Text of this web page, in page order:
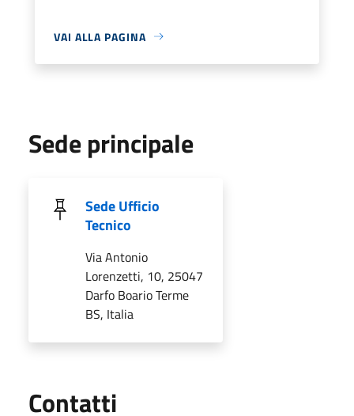
VAI ALLA PAGINA
Sede principale
Sede Ufficio
Tecnico
Via Antonio
Lorenzetti, 10, 25047
Darfo Boario Terme
BS, Italia
Contatti